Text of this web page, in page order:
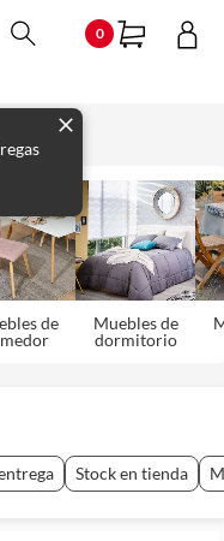
0
de
Muebles de
dormitorio
Stock en tienda